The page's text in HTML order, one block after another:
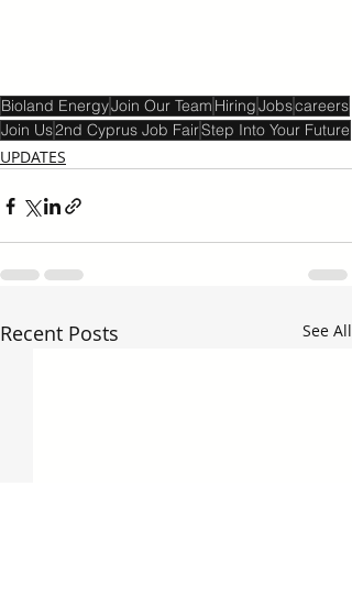
Bioland EnergyJoin Our Team HiringJobscareers
Join Us2nd Cyprus Job FairStep Into Your Future
UPDATES
Recent Posts See All